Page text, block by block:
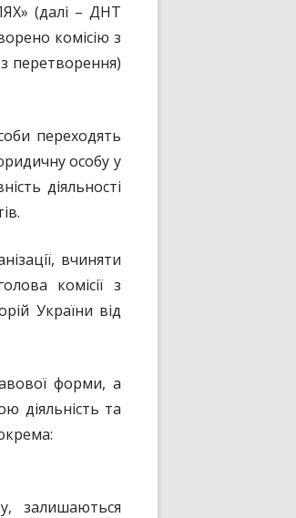
(далі – ДНТ
комісію з
перетворення)
переходять
особу у
діяльності
вчиняти
комісії з
України від
форми, а
діяльність та
залишаються